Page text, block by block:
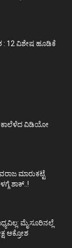
: 12 ವಿಶೇಷ ಹೂಡಿಕೆ
ಕಾಲೆಳೆದ ವಿಡಿಯೋ
ಮಾರುಕಟ್ಟೆ
ಶಾಕ್..!
ಮೈಸೂರಿನಲ್ಲೆ
ಆಕ್ರೋಶ